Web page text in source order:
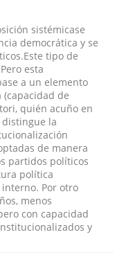
sistémicase
democrática y se
tipo de
esta
a un elemento
de
quién acuño en
distingue la
de manera
partidos políticos
política
Por otro
menos
con capacidad
y